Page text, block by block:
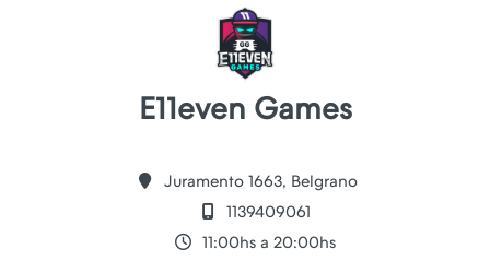
E11even Games
Juramento 1663, Belgrano
1139409061
11:00hs a 20:00hs